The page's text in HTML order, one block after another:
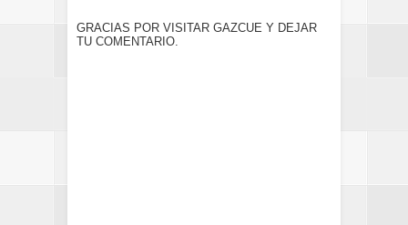
GRACIAS POR VISITAR GAZCUE Y DEJAR
TU COMENTARIO.